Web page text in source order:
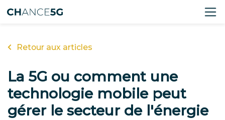
Retour aux articles
La 5G ou comment une
technologie mobile peut
gérer le secteur de l'énergie